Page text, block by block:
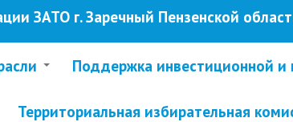
ЗАТО г. Заречный Пензенской
Поддержка инвестиционной и
Территориальная избирательная